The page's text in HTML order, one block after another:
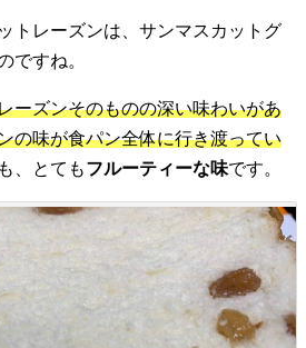
トレーズンは、サンマスカットグ
ですね。
ーズンそのものの深い味わいがあ
の味が食パン全体に行き渡ってい
、とてもフルーティーな味です。